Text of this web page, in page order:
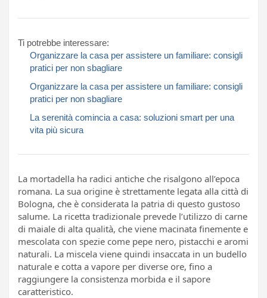
Ti potrebbe interessare:
Organizzare la casa per assistere un familiare: consigli
pratici per non sbagliare
Organizzare la casa per assistere un familiare: consigli
pratici per non sbagliare
La serenità comincia a casa: soluzioni smart per una
vita più sicura
La mortadella ha radici antiche che risalgono all’epoca
romana. La sua origine è strettamente legata alla città di
Bologna, che è considerata la patria di questo gustoso
salume. La ricetta tradizionale prevede l’utilizzo di carne
di maiale di alta qualità, che viene macinata finemente e
mescolata con spezie come pepe nero, pistacchi e aromi
naturali. La miscela viene quindi insaccata in un budello
naturale e cotta a vapore per diverse ore, fino a
raggiungere la consistenza morbida e il sapore
caratteristico.